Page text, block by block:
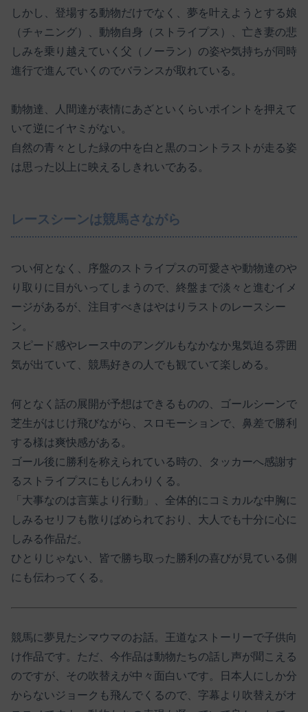
しかし、登場する動物だけでなく、夢を叶えようとする娘
（チャニング）、動物自身（ストライプス）、亡き妻の悲
しみを乗り越えていく父（ノーラン）の姿や気持ちが同時
進行で進んでいくのでバランスが取れている。
動物達、人間達が表情にあざといくらいポイントを押えて
いて逆にイヤミがない。
自然の青々とした緑の中を白と黒のコントラストが走る姿
は思った以上に映えるしきれいである。
レースシーンは競馬さながら
つい何となく、序盤のストライプスの可愛さや動物達のや
り取りに目がいってしまうので、終盤まで淡々と進むイメ
ージがあるが、注目すべきはやはりラストのレースシー
ン。
スピード感やレース中のアングルもなかなか鬼気迫る雰囲
気が出ていて、競馬好きの人でも観ていて楽しめる。
何となく話の展開が予想はできるものの、ゴールシーンで
芝生がはじけ飛びながら、スロモーションで、鼻差で勝利
する様は爽快感がある。
ゴール後に勝利を称えられている時の、タッカーへ感謝す
るストライプスにもじんわりくる。
「大事なのは言葉より行動」、全体的にコミカルな中胸に
しみるセリフも散りばめられており、大人でも十分に心に
しみる作品だ。
ひとりじゃない、皆で勝ち取った勝利の喜びが見ている側
にも伝わってくる。
競馬に夢見たシマウマのお話。王道なストーリーで子供向
け作品です。ただ、今作品は動物たちの話し声が聞こえる
のですが、その吹替えが中々面白いです。日本人にしか分
からないジョークも飛んでくるので、字幕より吹替えがオ